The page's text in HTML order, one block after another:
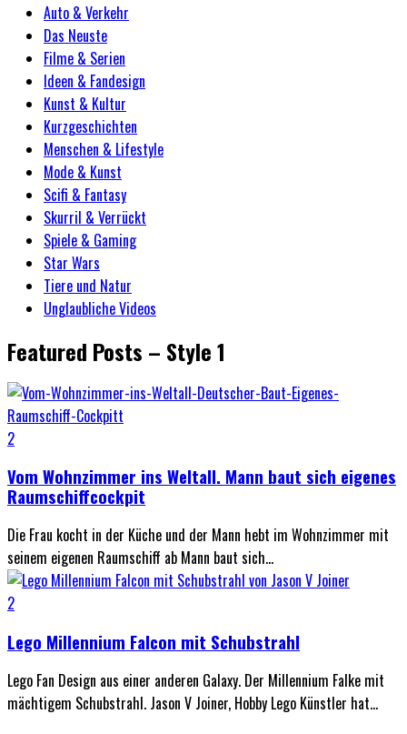
Auto & Verkehr
Das Neuste
Filme & Serien
Ideen & Fandesign
Kunst & Kultur
Kurzgeschichten
Menschen & Lifestyle
Mode & Kunst
Scifi & Fantasy
Skurril & Verrückt
Spiele & Gaming
Star Wars
Tiere und Natur
Unglaubliche Videos
Featured Posts – Style 1
2
Vom Wohnzimmer ins Weltall. Mann baut sich eigenes
Raumschiffcockpit
Die Frau kocht in der Küche und der Mann hebt im Wohnzimmer mit
seinem eigenen Raumschiff ab Mann baut sich...
2
Lego Millennium Falcon mit Schubstrahl
Lego Fan Design aus einer anderen Galaxy. Der Millennium Falke mit
mächtigem Schubstrahl. Jason V Joiner, Hobby Lego Künstler hat...